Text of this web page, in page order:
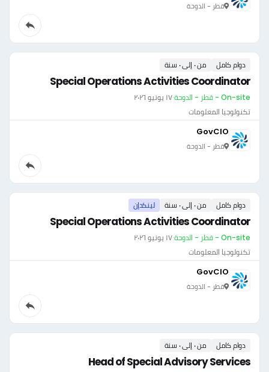
قطر - الدوحة
دوام كامل من ٠ إلى ٠ سنة
Special Operations Activities Coordinator
On-site - قطر - الدوحة ·١٧ يونيو ٢٠٢٦
تكنولوجيا المعلومات
GovCIO
قطر - الدوحة
دوام كامل من ٠ إلى ٠ سنة لينكدإن
Special Operations Activities Coordinator
On-site - قطر - الدوحة ·١٧ يونيو ٢٠٢٦
تكنولوجيا المعلومات
GovCIO
قطر - الدوحة
دوام كامل من ٠ إلى ٠ سنة
Head of Special Advisory Services